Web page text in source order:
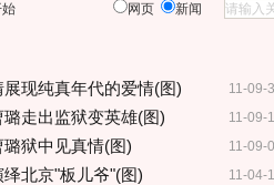
网页 新闻
11-09-
现纯真年代的爱情(图)
11-09-
璐走出监狱变英雄(图)
11-09-
狱中见真情(图)
11-04-
绎北京"板儿爷"(图)